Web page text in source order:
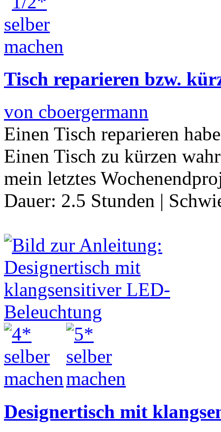
Tisch reparieren bzw.
von cboergermann
Einen Tisch reparieren
Einen Tisch zu kürzen
mein letztes
Dauer: 2.5 Stunden |
Designertisch mit